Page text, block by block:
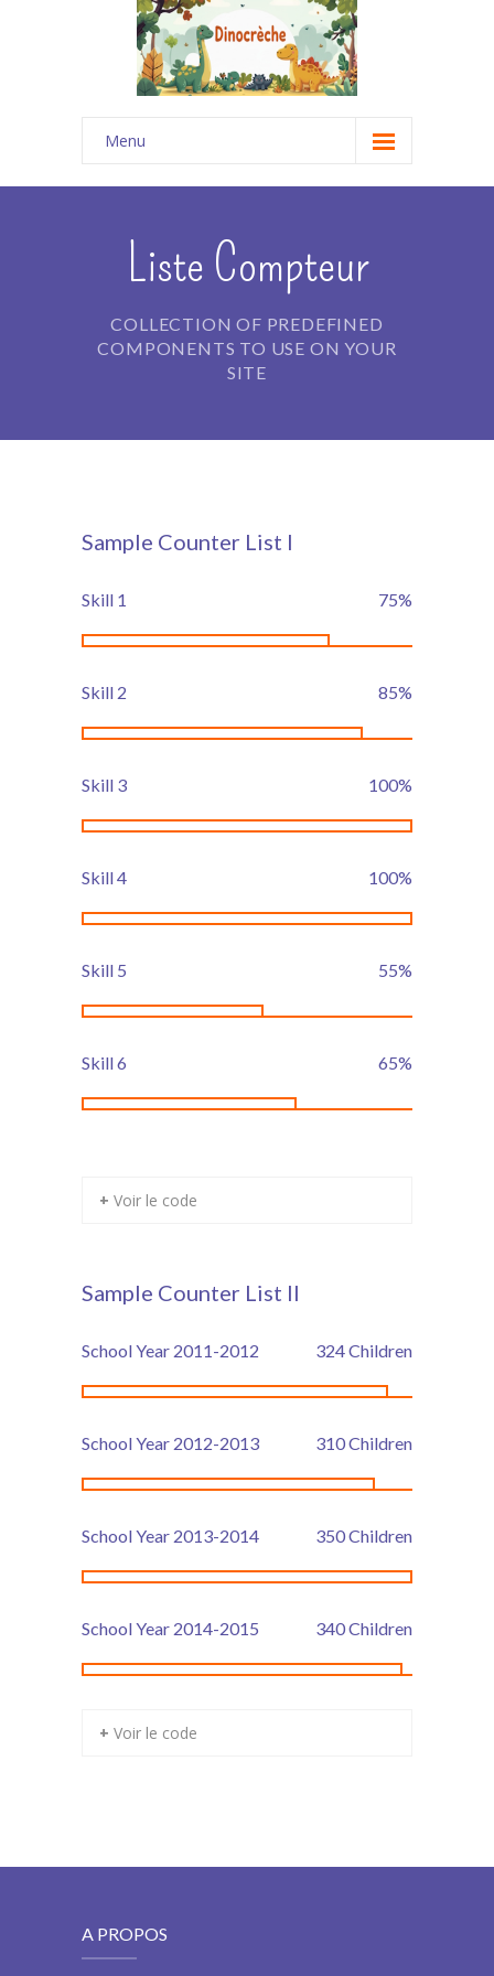
Menu
Accueil
---- Le Projet Pédagogique DINOCRECHE (69)
---- Le Projet Pédagogique LA MAISONNÉE
(Bouchet 26)
-- Menus des bambins
Les News
-- Se connecter
-- Se déconnecter
-- Demander mon mot de passe
Contact
Tarifications
Pré-inscription
-- Pré-inscription aux crèches
Liste Compteur
COLLECTION OF PREDEFINED
COMPONENTS TO USE ON YOUR
SITE
Sample Counter List I
Skill 1 75%
Skill 2 85%
Skill 3 100%
Skill 4 100%
Skill 5 55%
Skill 6 65%
+ Voir le code
Sample Counter List II
School Year 2011-2012 324Children
School Year 2012-2013 310Children
School Year 2013-2014 350Children
School Year 2014-2015 340Children
+ Voir le code
A PROPOS